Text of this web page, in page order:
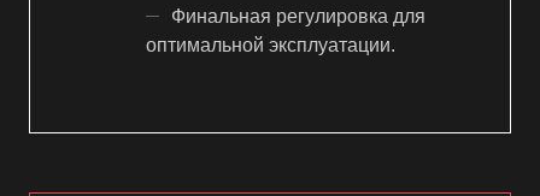
Финальная регулировка для
оптимальной эксплуатации.